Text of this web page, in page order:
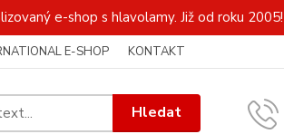
e-shop s hlavolamy. Již od roku 2005!
E-SHOP KONTAKT
Hledat